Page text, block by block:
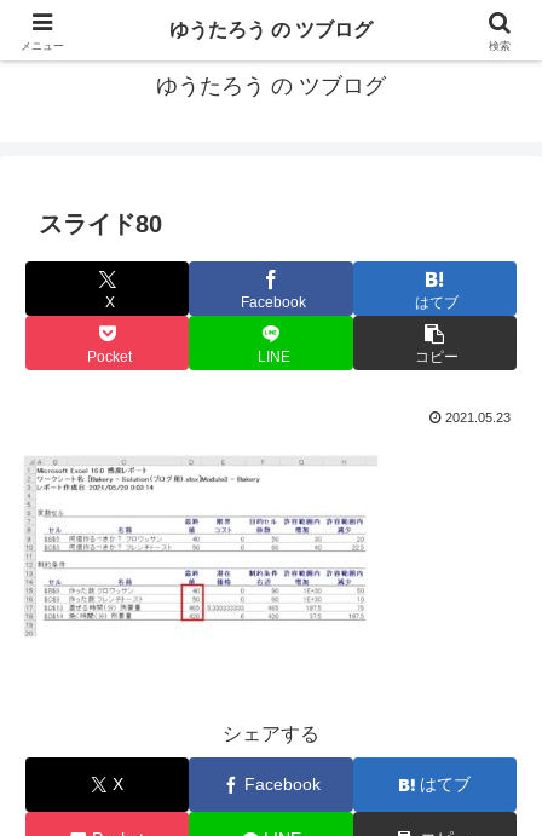
カリフォルニアMBA卒40代がMBA・キャリアとEコマースについて発信
ゆうたろう の ツブログ
スライド80
X Facebook はてブ
Pocket LINE コピー
2021.05.23
シェアする
X Facebook はてブ
メニュー
ゆうたろう の ツブログ
検索